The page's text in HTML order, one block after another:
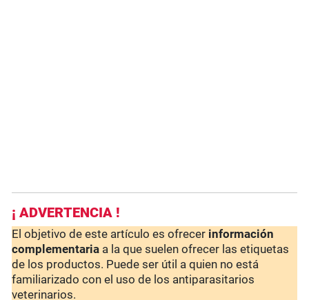
¡ ADVERTENCIA !
El objetivo de este artículo es ofrecer información
complementaria a la que suelen ofrecer las etiquetas
de los productos. Puede ser útil a quien no está
familiarizado con el uso de los antiparasitarios
veterinarios.